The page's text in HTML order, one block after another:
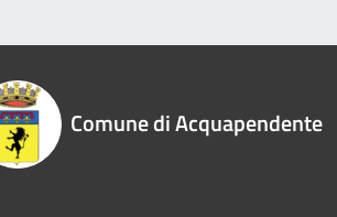
Comune di Acquapendente